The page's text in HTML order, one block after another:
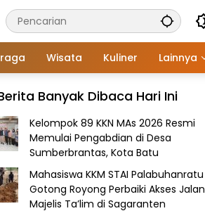
Wisata Kuliner Lainnya
Banyak Dibaca Hari Ini
Kelompok 89 KKN MAs 2026 Resmi
Memulai Pengabdian di Desa
Sumberbrantas, Kota Batu
Mahasiswa KKM STAI Palabuhanratu
Gotong Royong Perbaiki Akses Jalan
Majelis Ta’lim di Sagaranten